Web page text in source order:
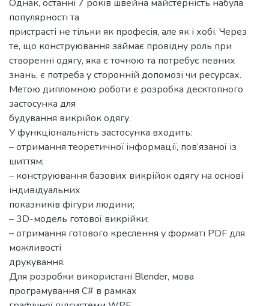
Однак, останні 7 років швейна майстерність набула
популярності та
пристрасті не тільки як професія, але як і хобі. Через
те, що конструювання займає провідну роль при
створенні одягу, яка є точною та потребує певних
знань, є потреба у сторонній допомозі чи ресурсах.
Метою дипломною роботи є розробка десктопного
застосунка для
будування викрійок одягу.
У функціональність застосунка входить:
– отримання теоретичної інформації, пов’язаної із
шиттям;
– конструювання базових викрійок одягу на основі
індивідуальних
показників фігури людини;
– 3D-модель готової викрійки;
– отримання готового креслення у форматі PDF для
можливості
друкування.
Для розробки використані Blender, мова
програмування C# в рамках